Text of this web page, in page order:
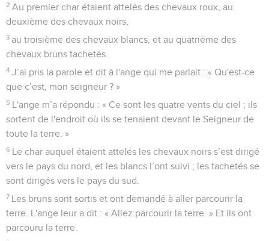
2 Au premier char étaient attelés des chevaux roux, au
deuxième des chevaux noirs,
3 au troisième des chevaux blancs, et au quatrième des
chevaux bruns tachetés.
4 J’ai pris la parole et dit à l'ange qui me parlait : « Qu'est-ce
que c’est, mon seigneur ? »
5 L'ange m’a répondu : « Ce sont les quatre vents du ciel ; ils
sortent de l'endroit où ils se tenaient devant le Seigneur de
toute la terre. »
6 Le char auquel étaient attelés les chevaux noirs s’est dirigé
vers le pays du nord, et les blancs l’ont suivi ; les tachetés se
sont dirigés vers le pays du sud.
7 Les bruns sont sortis et ont demandé à aller parcourir la
terre. L'ange leur a dit : « Allez parcourir la terre. » Et ils ont
parcouru la terre.